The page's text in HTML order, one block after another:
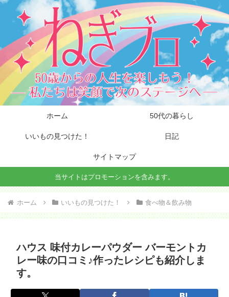
ホーム 50代の暮らし
いいもの見つけた！ 日記
サイトマップ
当サイトはプロモーションを含みます。
ホーム いいもの見つけた！ 食べ物＆飲み物
ハウス 味付カレーパウダー バーモントカ
レー味の口コミ♪作ったレシピも紹介しま
す。